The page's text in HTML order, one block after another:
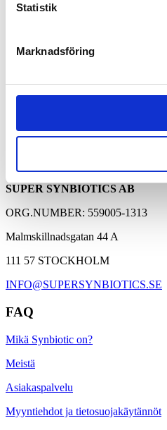
Statistik
Marknadsföring
Synbiotic15 Daily
5 uniikkia bakteerikantaa
4 grammaa gluteenittomia
SUPER SYNBIOTICS AB
ORG.NUMBER: 559005-1313
Malmskillnadsgatan 44 A
111 57 STOCKHOLM
INFO@SUPERSYNBIOTICS.SE
FAQ
Mikä Synbiotic on?
Meistä
Asiakaspalvelu
Myyntiehdot ja tietosuojakäytännöt